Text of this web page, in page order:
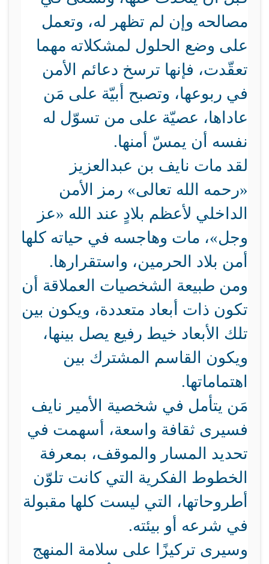
مصالحه وإن لم تظهر له، وتعمل
على وضع الحلول لمشكلاته مهما
تعقّدت، فإنها ترسخ دعائم الأمن
في ربوعها، وتصبح أبيّة على مَن
عاداها، عصيّة على من تسوّل له
نفسه أن يمسّ أمنها.
لقد مات نايف بن عبدالعزيز
«رحمه الله تعالى» رمز الأمن
الداخلي لأعظم بلادٍ عند الله «عز
وجل»، مات وهاجسه في حياته كلها
أمن بلاد الحرمين، واستقرارها.
ومن طبيعة الشخصيات العملاقة أن
تكون ذات أبعاد متعددة، ويكون بين
تلك الأبعاد خيط رفيع يصل بينها،
ويكون القاسم المشترك بين
اهتماماتها.
مَن يتأمل في شخصية الأمير نايف
فسيرى ثقافة واسعة، أسهمت في
تحديد المسار والموقف، بمعرفة
الخطوط الفكرية التي كانت تلوّن
أطروحاتها، التي ليست كلها مقبولة
في شرعه أو بيئته.
وسيرى تركيزًا على سلامة المنهج